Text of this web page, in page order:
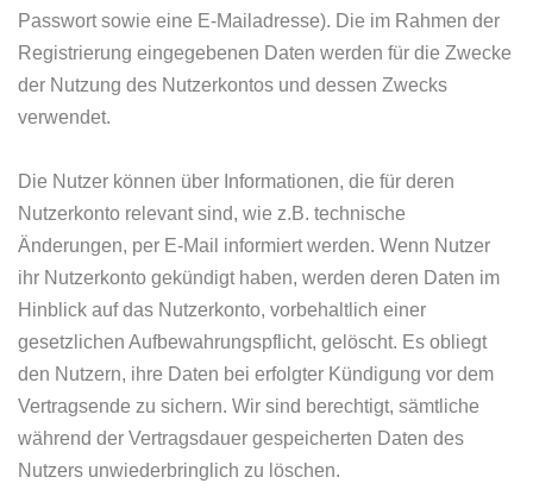
Passwort sowie eine E-Mailadresse). Die im Rahmen der
Registrierung eingegebenen Daten werden für die Zwecke
der Nutzung des Nutzerkontos und dessen Zwecks
verwendet.
Die Nutzer können über Informationen, die für deren
Nutzerkonto relevant sind, wie z.B. technische
Änderungen, per E-Mail informiert werden. Wenn Nutzer
ihr Nutzerkonto gekündigt haben, werden deren Daten im
Hinblick auf das Nutzerkonto, vorbehaltlich einer
gesetzlichen Aufbewahrungspflicht, gelöscht. Es obliegt
den Nutzern, ihre Daten bei erfolgter Kündigung vor dem
Vertragsende zu sichern. Wir sind berechtigt, sämtliche
während der Vertragsdauer gespeicherten Daten des
Nutzers unwiederbringlich zu löschen.